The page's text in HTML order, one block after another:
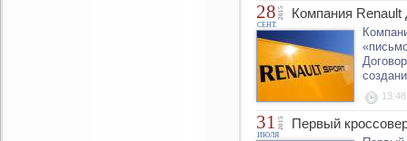
28
СЕНТ.
2015 Компания
13:48
31
ИЮЛЯ
2015 Первый